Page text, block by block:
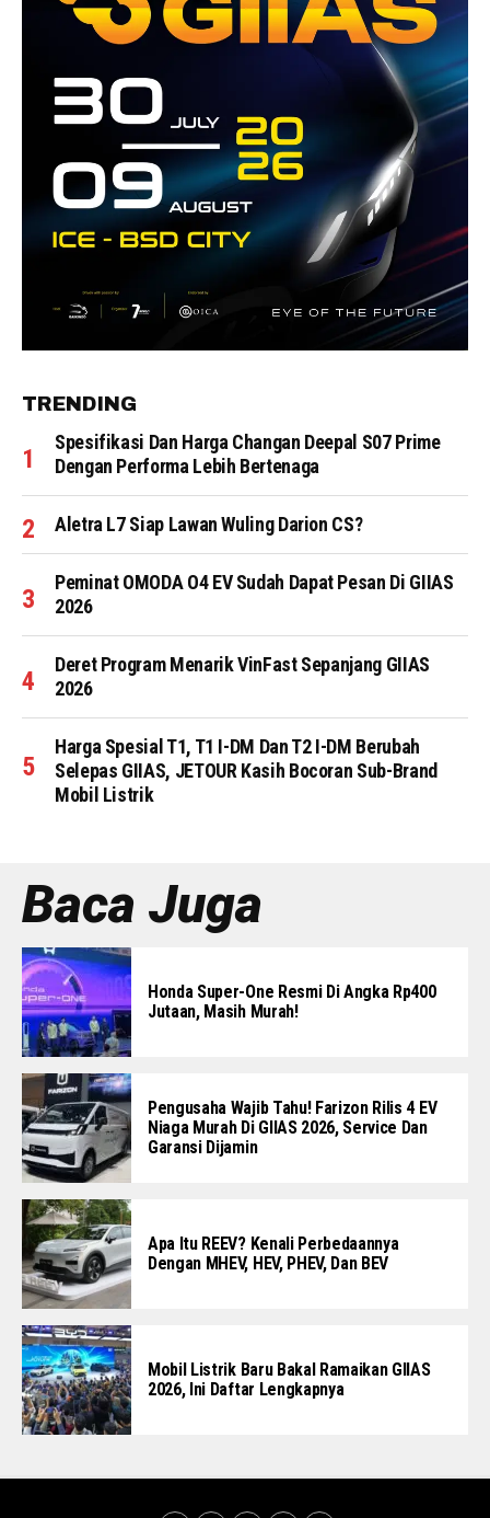
TRENDING
Spesifikasi Dan Harga Changan Deepal S07 Prime
Dengan Performa Lebih Bertenaga
Aletra L7 Siap Lawan Wuling Darion CS?
Peminat OMODA O4 EV Sudah Dapat Pesan Di GIIAS
2026
Deret Program Menarik VinFast Sepanjang GIIAS
2026
Harga Spesial T1, T1 I-DM Dan T2 I-DM Berubah
Selepas GIIAS, JETOUR Kasih Bocoran Sub-Brand
Mobil Listrik
Baca Juga
Honda Super-One Resmi Di Angka Rp400
Jutaan, Masih Murah!
Pengusaha Wajib Tahu! Farizon Rilis 4 EV
Niaga Murah Di GIIAS 2026, Service Dan
Garansi Dijamin
Apa Itu REEV? Kenali Perbedaannya
Dengan MHEV, HEV, PHEV, Dan BEV
Mobil Listrik Baru Bakal Ramaikan GIIAS
2026, Ini Daftar Lengkapnya